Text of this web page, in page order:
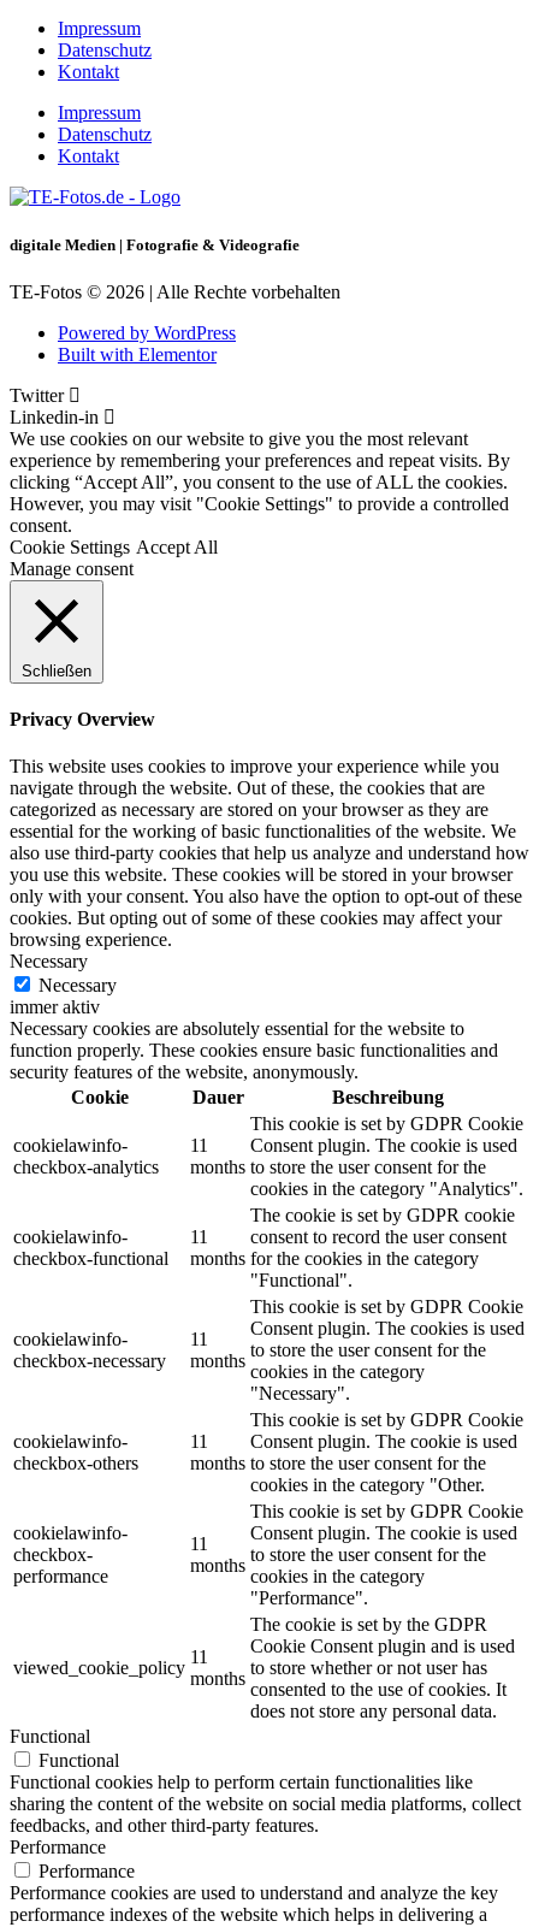
Impressum
Datenschutz
Kontakt
Impressum
Datenschutz
Kontakt
digitale Medien | Fotografie & Videografie
TE-Fotos © 2026 | Alle Rechte vorbehalten
Powered by WordPress
Built with Elementor
Twitter
Linkedin-in
We use cookies on our website to give you the most relevant
experience by remembering your preferences and repeat visits. By
clicking “Accept All”, you consent to the use of ALL the cookies.
However, you may visit "Cookie Settings" to provide a controlled
consent.
Cookie Settings Accept All
Manage consent
Schließen
Privacy Overview
This website uses cookies to improve your experience while you
navigate through the website. Out of these, the cookies that are
categorized as necessary are stored on your browser as they are
essential for the working of basic functionalities of the website. We
also use third-party cookies that help us analyze and understand how
you use this website. These cookies will be stored in your browser
only with your consent. You also have the option to opt-out of these
cookies. But opting out of some of these cookies may affect your
browsing experience.
Necessary
Necessary
immer aktiv
Necessary cookies are absolutely essential for the website to
function properly. These cookies ensure basic functionalities and
security features of the website, anonymously.
Cookie
Dauer Beschreibung
cookielawinfo-
checkbox-analytics
11
months
This cookie is set by GDPR Cookie
Consent plugin. The cookie is used
to store the user consent for the
cookies in the category "Analytics".
cookielawinfo-
checkbox-functional
11
months
The cookie is set by GDPR cookie
consent to record the user consent
for the cookies in the category
"Functional".
cookielawinfo-
checkbox-necessary
11
months
This cookie is set by GDPR Cookie
Consent plugin. The cookies is used
to store the user consent for the
cookies in the category
"Necessary".
cookielawinfo-
checkbox-others
11
months
This cookie is set by GDPR Cookie
Consent plugin. The cookie is used
to store the user consent for the
cookies in the category "Other.
cookielawinfo-
checkbox-
performance
11
months
This cookie is set by GDPR Cookie
Consent plugin. The cookie is used
to store the user consent for the
cookies in the category
"Performance".
viewed_cookie_policy
11
months
The cookie is set by the GDPR
Cookie Consent plugin and is used
to store whether or not user has
consented to the use of cookies. It
does not store any personal data.
Functional
Functional
Functional cookies help to perform certain functionalities like
sharing the content of the website on social media platforms, collect
feedbacks, and other third-party features.
Performance
Performance
Performance cookies are used to understand and analyze the key
performance indexes of the website which helps in delivering a